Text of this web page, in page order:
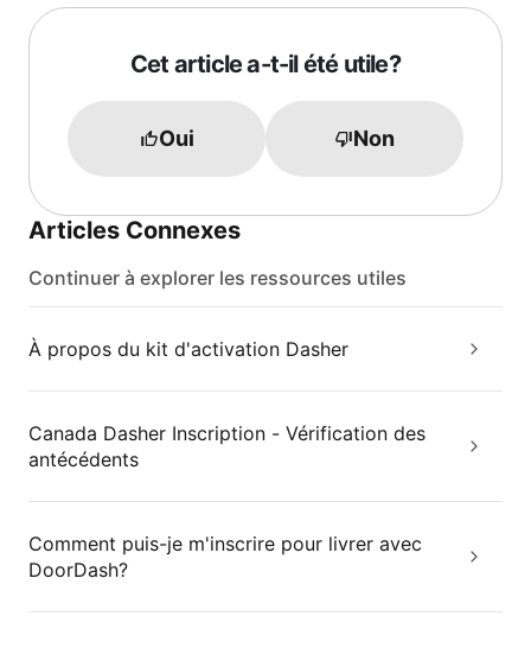
Cet article a-t-il été utile?
Oui Non
Articles Connexes
Continuer à explorer les ressources utiles
À propos du kit d'activation Dasher
Canada Dasher Inscription - Vérification des
antécédents
Comment puis-je m'inscrire pour livrer avec
DoorDash?